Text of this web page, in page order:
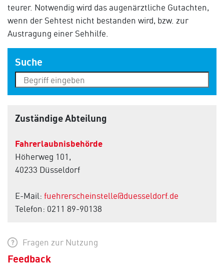
teurer. Notwendig wird das augenärztliche Gutachten,
wenn der Sehtest nicht bestanden wird, bzw. zur
Austragung einer Sehhilfe.
Suche
Zuständige Abteilung
Fahrerlaubnisbehörde
Höherweg 101,
40233 Düsseldorf
E-Mail: fuehrerscheinstelle@duesseldorf.de
Telefon: 0211 89-90138
Fragen zur Nutzung
Feedback